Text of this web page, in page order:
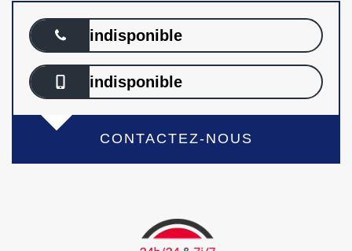
indisponible
indisponible
CONTACTEZ-NOUS